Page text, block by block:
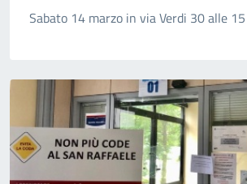
Sabato 14 marzo in via Verdi 30 alle 15